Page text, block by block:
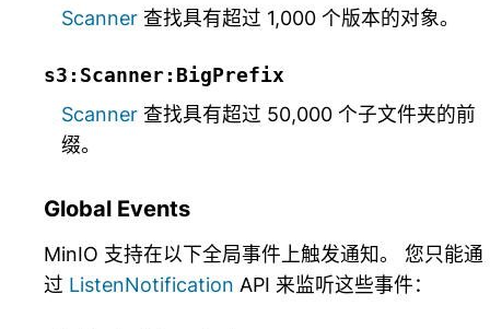
Scanner 查找具有超过 1,000 个版本的对象。
s3:Scanner:BigPrefix
Scanner 查找具有超过 50,000 个子文件夹的前
缀。
Global Events
MinIO 支持在以下全局事件上触发通知。 您只能通
过 ListenNotification API 来监听这些事件：